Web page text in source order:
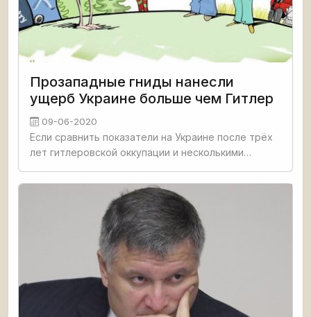
Прозападные гниды нанесли
ущерб Украине больше чем Гитлер
09-06-2020
Если сравнить показатели на Украине после трёх
лет гитлеровской оккупации и несколькими
прийти к